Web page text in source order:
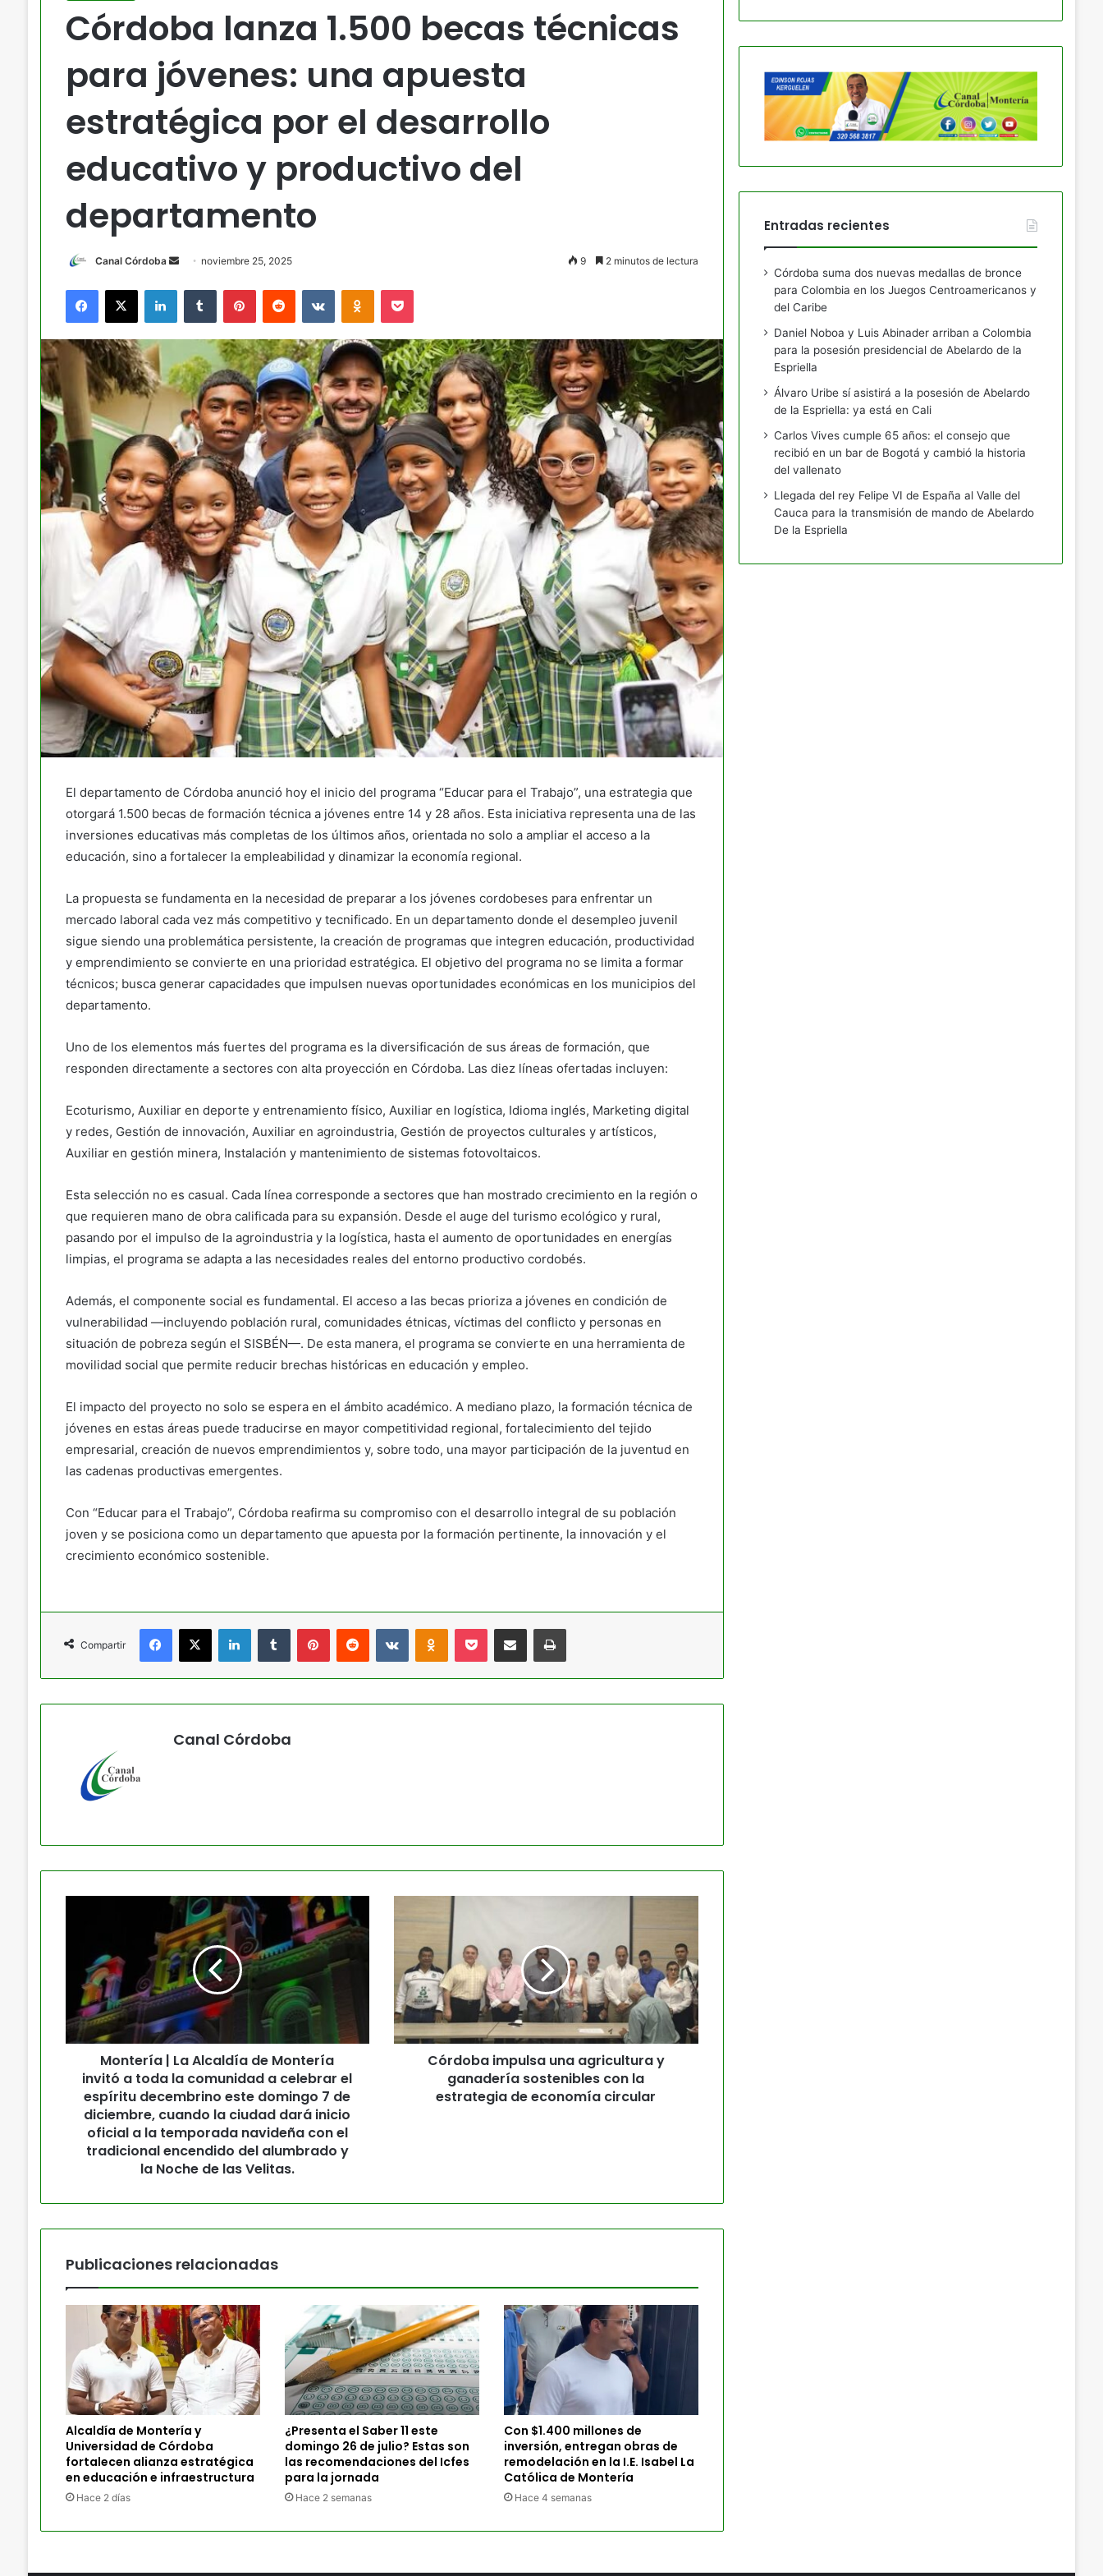
Córdoba lanza 1.500 becas técnicas
para jóvenes: una apuesta
estratégica por el desarrollo
educativo y productivo del
departamento
Canal Córdoba
Send
email
noviembre 25, 2025 9 2 minutos de lectura
Facebook
X LinkedInTumblr PinterestReddit VKontakteOdnoklassniki
Pocket
El departamento de Córdoba anunció hoy el inicio del programa “Educar para el Trabajo”, una estrategia que
otorgará 1.500 becas de formación técnica a jóvenes entre 14 y 28 años. Esta iniciativa representa una de las
inversiones educativas más completas de los últimos años, orientada no solo a ampliar el acceso a la
educación, sino a fortalecer la empleabilidad y dinamizar la economía regional.
La propuesta se fundamenta en la necesidad de preparar a los jóvenes cordobeses para enfrentar un
mercado laboral cada vez más competitivo y tecnificado. En un departamento donde el desempleo juvenil
sigue siendo una problemática persistente, la creación de programas que integren educación, productividad
y emprendimiento se convierte en una prioridad estratégica. El objetivo del programa no se limita a formar
técnicos; busca generar capacidades que impulsen nuevas oportunidades económicas en los municipios del
departamento.
Uno de los elementos más fuertes del programa es la diversificación de sus áreas de formación, que
responden directamente a sectores con alta proyección en Córdoba. Las diez líneas ofertadas incluyen:
Ecoturismo, Auxiliar en deporte y entrenamiento físico, Auxiliar en logística, Idioma inglés, Marketing digital
y redes, Gestión de innovación, Auxiliar en agroindustria, Gestión de proyectos culturales y artísticos,
Auxiliar en gestión minera, Instalación y mantenimiento de sistemas fotovoltaicos.
Esta selección no es casual. Cada línea corresponde a sectores que han mostrado crecimiento en la región o
que requieren mano de obra calificada para su expansión. Desde el auge del turismo ecológico y rural,
pasando por el impulso de la agroindustria y la logística, hasta el aumento de oportunidades en energías
limpias, el programa se adapta a las necesidades reales del entorno productivo cordobés.
Además, el componente social es fundamental. El acceso a las becas prioriza a jóvenes en condición de
vulnerabilidad —incluyendo población rural, comunidades étnicas, víctimas del conflicto y personas en
situación de pobreza según el SISBÉN—. De esta manera, el programa se convierte en una herramienta de
movilidad social que permite reducir brechas históricas en educación y empleo.
El impacto del proyecto no solo se espera en el ámbito académico. A mediano plazo, la formación técnica de
jóvenes en estas áreas puede traducirse en mayor competitividad regional, fortalecimiento del tejido
empresarial, creación de nuevos emprendimientos y, sobre todo, una mayor participación de la juventud en
las cadenas productivas emergentes.
Con “Educar para el Trabajo”, Córdoba reafirma su compromiso con el desarrollo integral de su población
joven y se posiciona como un departamento que apuesta por la formación pertinente, la innovación y el
crecimiento económico sostenible.
Compartir
Facebook
X LinkedInTumblr PinterestReddit VKontakteOdnoklassniki
Pocket Compartir por correo electrónicoImprimir
Canal Córdoba
Montería | La Alcaldía de Montería
invitó a toda la comunidad a celebrar el
espíritu decembrino este domingo 7 de
diciembre, cuando la ciudad dará inicio
oficial a la temporada navideña con el
tradicional encendido del alumbrado y
la Noche de las Velitas.
Córdoba impulsa una agricultura y
ganadería sostenibles con la
estrategia de economía circular
Publicaciones relacionadas
Alcaldía de Montería y
Universidad de Córdoba
fortalecen alianza estratégica
en educación e infraestructura
Hace 2 días
¿Presenta el Saber 11 este
domingo 26 de julio? Estas son
las recomendaciones del Icfes
para la jornada
Hace 2 semanas
Con $1.400 millones de
inversión, entregan obras de
remodelación en la I.E. Isabel La
Católica de Montería
Hace 4 semanas
Entradas recientes
Córdoba suma dos nuevas medallas de bronce
para Colombia en los Juegos Centroamericanos y
del Caribe
Daniel Noboa y Luis Abinader arriban a Colombia
para la posesión presidencial de Abelardo de la
Espriella
Álvaro Uribe sí asistirá a la posesión de Abelardo
de la Espriella: ya está en Cali
Carlos Vives cumple 65 años: el consejo que
recibió en un bar de Bogotá y cambió la historia
del vallenato
Llegada del rey Felipe VI de España al Valle del
Cauca para la transmisión de mando de Abelardo
De la Espriella